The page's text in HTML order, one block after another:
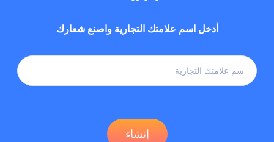
أدخل اسم علامتك التجارية واصنع شعارك
إنشاء